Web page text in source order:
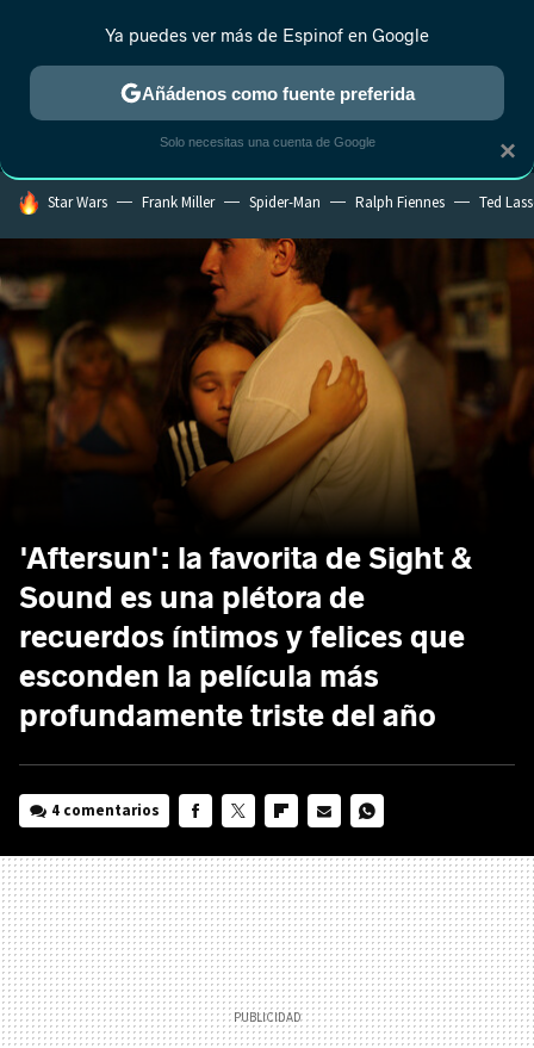
MENÚ NUEVO
ESTRENOS REALITY ANIME RANKINGS CINE
HOY SE HABLA DE
Star Wars Frank Miller Spider-Man Ralph Fiennes Ted
'Aftersun': la favorita de Sight &
Sound es una plétora de
recuerdos íntimos y felices que
esconden la película más
profundamente triste del año
4 comentarios
MAIL
×
Ya puedes ver más de Espinof en Google
Añádenos como fuente preferida
Solo necesitas una cuenta de Google